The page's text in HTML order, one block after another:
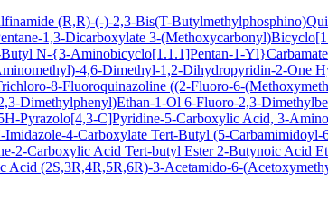
(R,R)-(-)-2,3-Bis(T-
1,3-Dicarboxylate 3-
N-{3-Aminobicyclo[1.1.1]Pentan-1-Yl}Carbamate
4,6-Dimethyl-1,2-Dihydropyridin-2-One
8-Fluoroquinazoline ((2-Fluoro-6-
Dimethylphenyl)Ethan-1-Ol 6-Fluoro-2,3-
Pyrazolo[4,3-C]Pyridine-5-Carboxylic Acid, 3-
4-Carboxylate Tert-Butyl (5-
2-Carboxylic Acid Tert-butyl Ester 2-Butynoic Acid
Acid (2S,3R,4R,5R,6R)-3-Acetamido-6-